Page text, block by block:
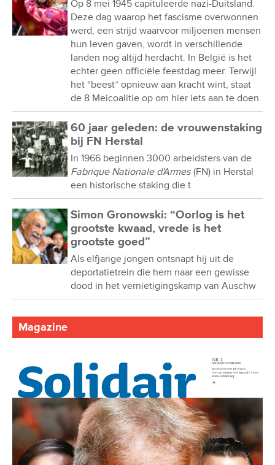
Op 8 mei 1945 capituleerde nazi-Duitsland.
Deze dag waarop het fascisme overwonnen
werd, een strijd waarvoor miljoenen mensen
hun leven gaven, wordt in verschillende
landen nog altijd herdacht. In België is het
echter geen officiële feestdag meer. Terwijl
het “beest” opnieuw aan kracht wint, staat
de 8 Meicoalitie op om hier iets aan te doen.
60 jaar geleden: de vrouwenstaking
bij FN Herstal
In 1966 beginnen 3000 arbeidsters van de
Fabrique Nationale d'Armes (FN) in Herstal
een historische staking die t
Simon Gronowski: “Oorlog is het
grootste kwaad, vrede is het
grootste goed”
Als elfjarige jongen ontsnapt hij uit de
deportatietrein die hem naar een gewisse
dood in het vernietigingskamp van Auschw
Magazine